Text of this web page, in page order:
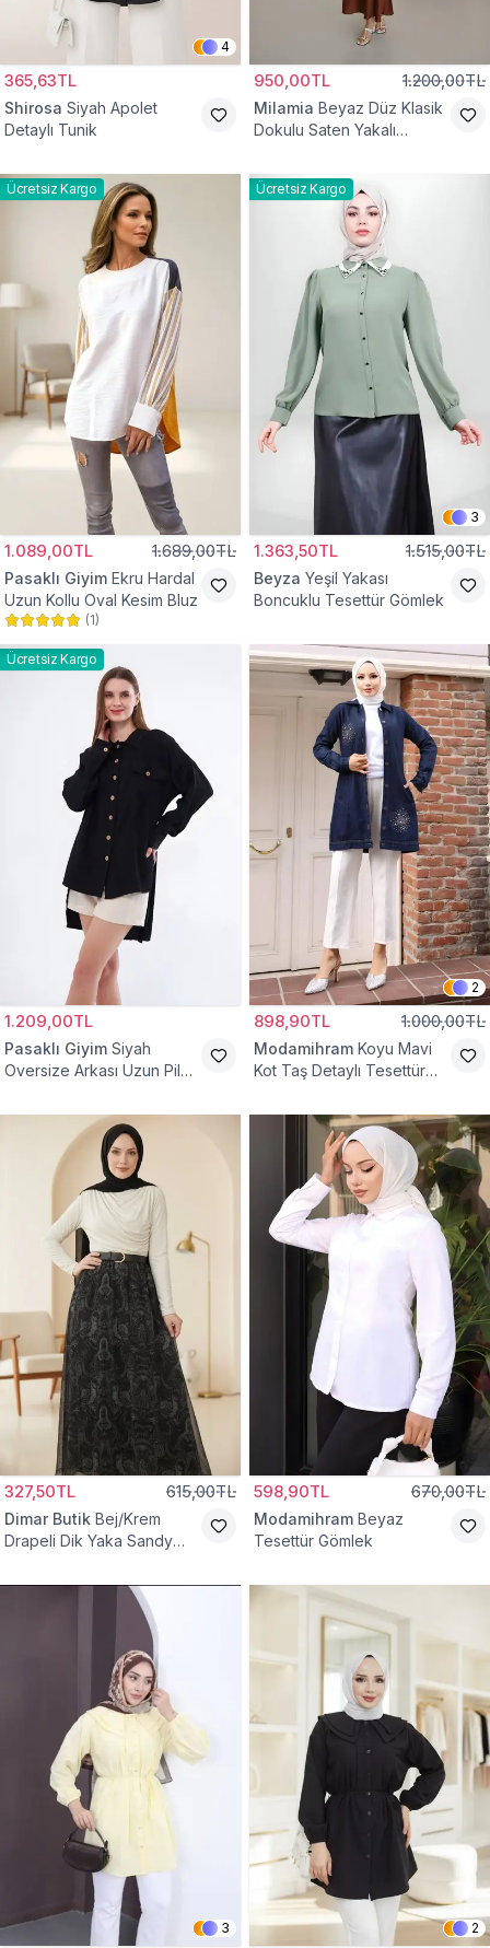
4
365,63TL
Shirosa Siyah Apolet
Detaylı Tunik
950,00TL 1.200,00TL
Milamia Beyaz Düz Klasik
Dokulu Saten Yakalı
Ücretsiz Kargo
1.089,00TL 1.689,00TL
Pasaklı Giyim Ekru Hardal
Uzun Kollu Oval Kesim Bluz
(1)
Ücretsiz Kargo
3
1.363,50TL 1.515,00TL
Beyza Yeşil Yakası
Boncuklu Tesettür Gömlek
Ücretsiz Kargo
1.209,00TL
Pasaklı Giyim Siyah
Oversize Arkası Uzun Pileli
2
898,90TL 1.000,00TL
Modamihram Koyu Mavi
Kot Taş Detaylı Tesettür
327,50TL 615,00TL
Dimar Butik Bej/Krem
Drapeli Dik Yaka Sandy
598,90TL 670,00TL
Modamihram Beyaz
Tesettür Gömlek
3 2